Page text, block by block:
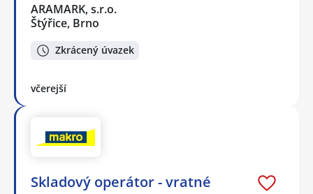
ARAMARK, s.r.o.
Štýřice, Brno
Zkrácený úvazek
včerejší
Skladový operátor - vratné